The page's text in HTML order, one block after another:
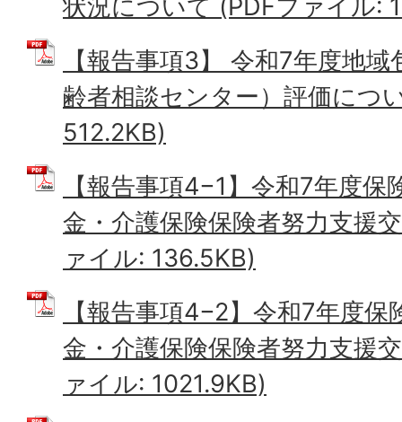
状況について (PDFファイル:
【報告事項3】 令和7年度地
齢者相談センター）評価につ
512.2KB)
【報告事項4−1】令和7年度
金・介護保険保険者努力支援
ァイル: 136.5KB)
【報告事項4−2】令和7年度
金・介護保険保険者努力支援
ァイル: 1021.9KB)